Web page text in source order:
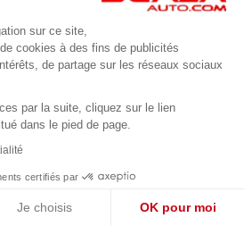
DSG7
à partir de 450.44€/mois
sur ce site,
cookies à des fins de publicités
de partage sur les réseaux sociaux
par la suite, cliquez sur le lien
dans le pied de page.
certifiés par
Je choisis OK pour moi
😊
en ligne pour répondre à vos questions !